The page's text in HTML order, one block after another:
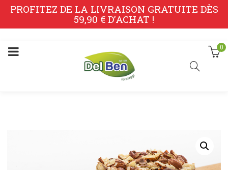
PROFITEZ DE LA LIVRAISON GRATUITE DÈS
59,90 € D’ACHAT !
0